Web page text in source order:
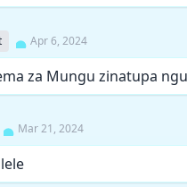
Apr 6, 2024
za Mungu zinatupa
Mar 21, 2024